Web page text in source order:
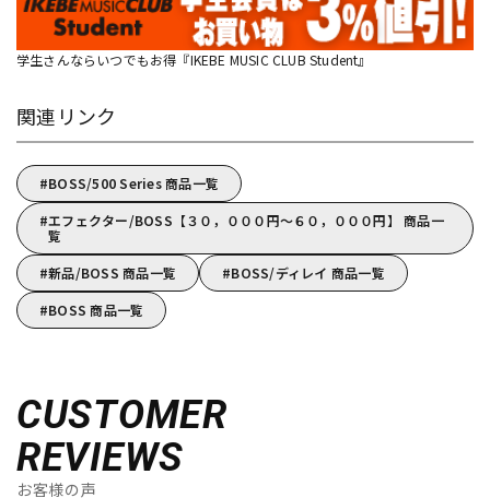
学生さんならいつでもお得『IKEBE MUSIC CLUB Student』
関連リンク
BOSS/500 Series 商品一覧
エフェクター/BOSS【３０，０００円～６０，０００円】 商品一
覧
新品/BOSS 商品一覧
BOSS/ディレイ 商品一覧
BOSS 商品一覧
CUSTOMER
REVIEWS
お客様の声